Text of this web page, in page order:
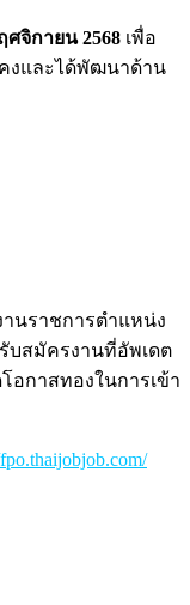
ศจิกายน 2568 เพื่อ
งและได้พัฒนาด้าน
นราชการตำแหน่ง
บสมัครงานที่อัพเดต
อกาสทองในการเข้า